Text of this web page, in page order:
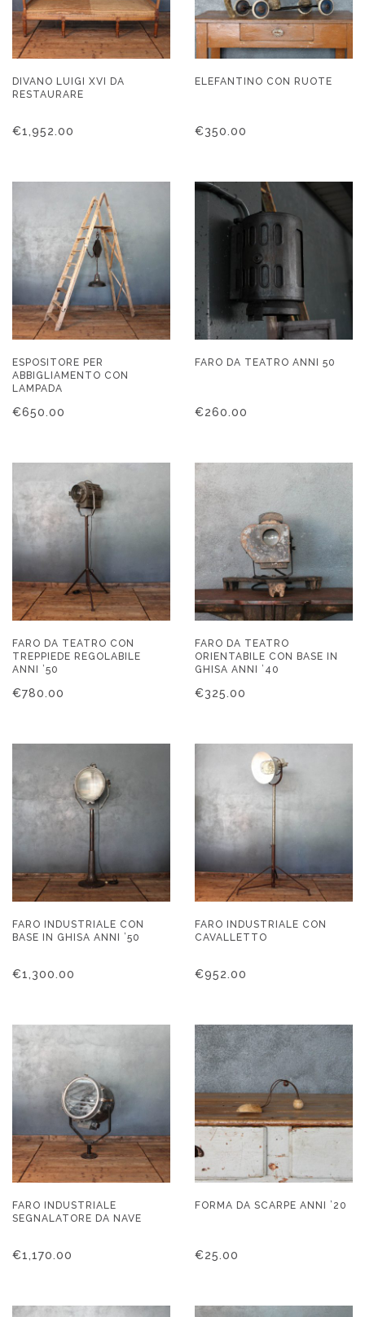
DIVANO LUIGI XVI DA
RESTAURARE
€1,952.00
ELEFANTINO CON RUOTE
€350.00
ESPOSITORE PER
ABBIGLIAMENTO CON
LAMPADA
€650.00
FARO DA TEATRO ANNI 50
€260.00
FARO DA TEATRO CON
TREPPIEDE REGOLABILE
ANNI ’50
€780.00
FARO DA TEATRO
ORIENTABILE CON BASE IN
GHISA ANNI ’40
€325.00
FARO INDUSTRIALE CON
BASE IN GHISA ANNI ’50
€1,300.00
FARO INDUSTRIALE CON
CAVALLETTO
€952.00
FARO INDUSTRIALE
SEGNALATORE DA NAVE
€1,170.00
FORMA DA SCARPE ANNI ’20
€25.00